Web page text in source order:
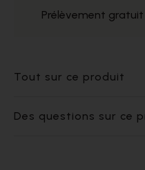
Prélèvement
Tout sur ce produit
Des questions sur ce